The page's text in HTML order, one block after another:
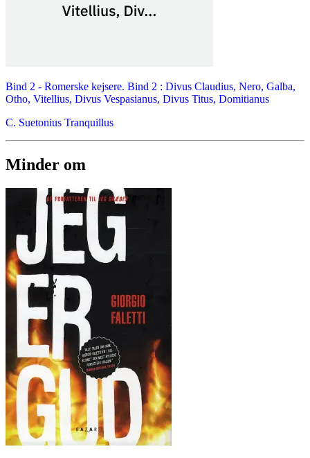
Bind 2 - Romerske kejsere. Bind 2 : Divus Claudius, Nero, Galba,
Otho, Vitellius, Divus Vespasianus, Divus Titus, Domitianus
C. Suetonius Tranquillus
Minder om